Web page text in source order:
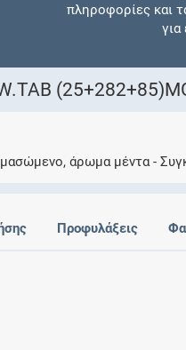
πληροφορίες και
για
Ελέγξτε την αγωγή
μασώμενο, άρωμα μέντα
Προφυλάξεις